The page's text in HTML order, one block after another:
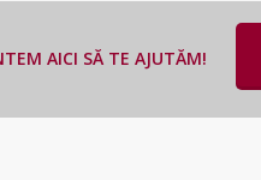
AICI SĂ TE AJUTĂM!